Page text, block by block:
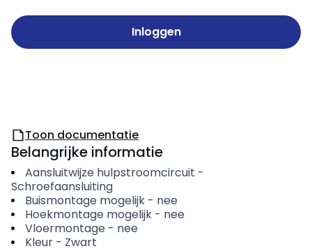
Inloggen
Toon documentatie
Belangrijke informatie
Aansluitwijze hulpstroomcircuit -
Schroefaansluiting
Buismontage mogelijk- nee
Hoekmontage mogelijk- nee
Vloermontage - nee
Kleur- Zwart